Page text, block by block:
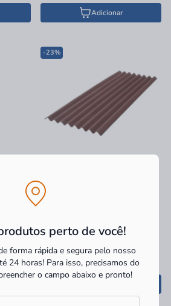
perto de você!
forma rápida e segura pelo nosso
24 horas! Para isso, precisamos do
o campo abaixo e pronto!
Adicionar
-23%
Telha Onduline Classica Fit Vermelha
200x78cm
R$ 108,89
R$ 84,33à vista
R$ 84,33 no PIX